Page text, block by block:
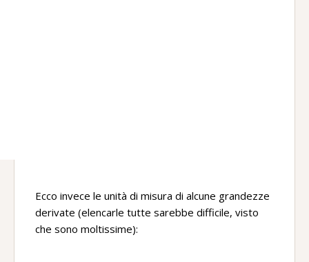
Ecco invece le unità di misura di alcune grandezze
derivate (elencarle tutte sarebbe difficile, visto
che sono moltissime):